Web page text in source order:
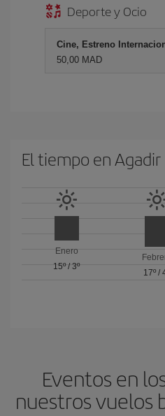
Deporte y Ocio
Cine, Estreno
50,00 MAD
El tiempo en Agadir
Enero
15º/3º
17º /
Eventos en
nuestros vuelos